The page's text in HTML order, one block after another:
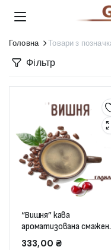
Головна Товари з
Фільтр
“Вишня” кава
ароматизована
в зернах 250 г (пакет)
333,00₴